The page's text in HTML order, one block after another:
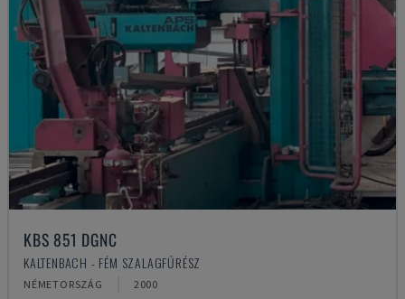
KBS 851 DGNC
KALTENBACH - FÉM SZALAGFŰRÉSZ
NÉMETORSZÁG 2000